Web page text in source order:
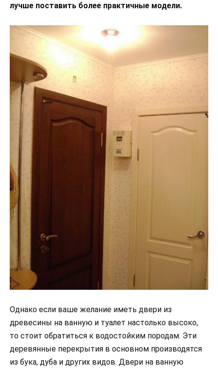
лучше поставить более практичные модели.
Однако если ваше желание иметь двери из
древесины на ванную и туалет настолько высоко,
то стоит обратиться к водостойким породам. Эти
деревянные перекрытия в основном производятся
из бука, дуба и других видов. Двери на ванную